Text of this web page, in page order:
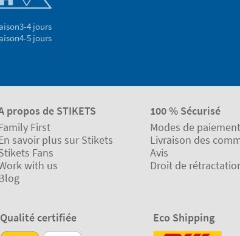
3-4 jours
4-5 jours
propos de STIKETS
First
savoir plus sur Stikets
Fans
with us
100 % Sécurisé
Modes de paiement
Livraison des
Avis
Droit de
Qualité certifiée Eco Shipping